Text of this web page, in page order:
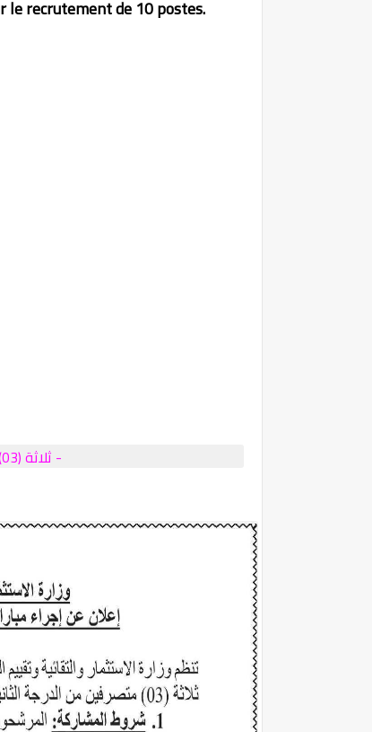
le recrutement de 10 postes.
- ثلاثة (03) متصرفين من الدرجة الثانية (السلم 11)؛